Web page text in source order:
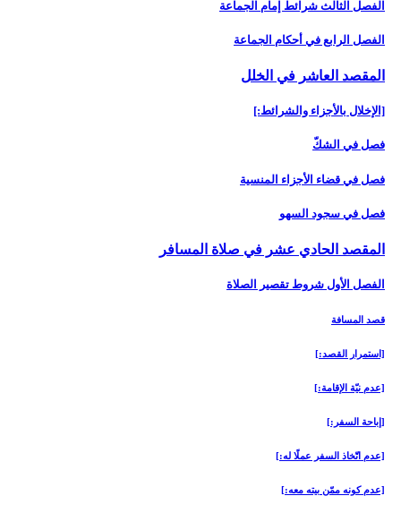
الفصل الثالث شرائط إمام الجماعة
الفصل الرابع في أحكام الجماعة
المقصد العاشر في الخلل‏
[الإخلال بالأجزاء والشرائط:]
فصل في الشكّ
فصل في قضاء الأجزاء المنسية
فصل في سجود السهو
المقصد الحادي عشر في صلاة المسافر
الفصل الأول شروط تقصير الصلاة
قصد المسافة
[استمرار القصد:]
[عدم نيّة الإقامة:]
[إباحة السفر:]
[عدم اتّخاذ السفر عملًا له:]
[عدم كونه ممّن بيته معه:]